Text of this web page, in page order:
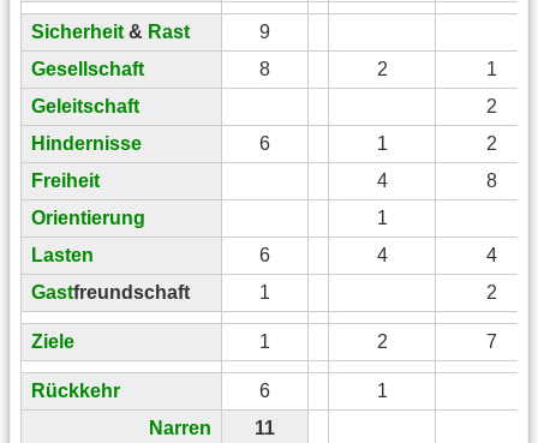
Sicherheit & Rast
9
Gesellschaft
8 2
1
Geleitschaft
2
Hindernisse
6 1
2
Freiheit
4
8
Orientierung
1
Lasten
6 4
4
Gastfreundschaft 1 2
Ziele 1 2 7
Rückkehr 6
1
Narren
11